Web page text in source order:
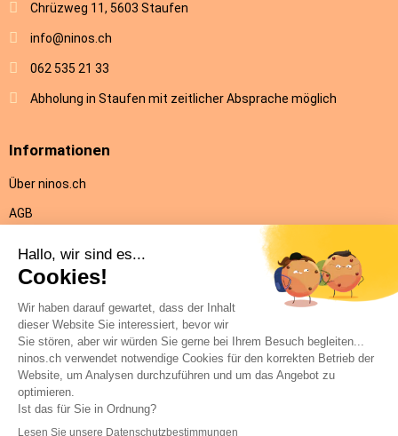
Chrüzweg 11, 5603 Staufen
info@ninos.ch
062 535 21 33
Abholung in Staufen mit zeitlicher Absprache möglich
Informationen
Über ninos.ch
AGB
Rückgabe
Datenschutz
Impressum
Hilfe
Kontakt